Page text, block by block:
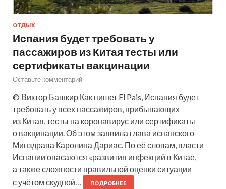
ОТДЫХ
Испания будет требовать у
пассажиров из Китая тесты или
сертификаты вакцинации
Оставьте комментарий
© Виктор Башкир Как пишет El Pais, Испания будет
требовать у всех пассажиров, прибывающих
из Китая, тесты на коронавирус или сертификаты
о вакцинации. Об этом заявила глава испанского
Минздрава Каролина Дариас. По её словам, власти
Испании опасаются «развития инфекций в Китае,
а также сложности правильной оценки ситуации
с учётом скудной…
ПОДРОБНЕЕ